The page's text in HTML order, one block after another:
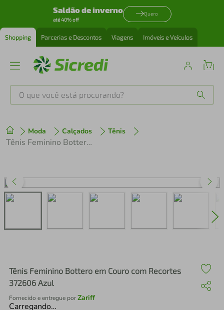
Saldão de inverno
até 40% off
Quero
Shopping Parcerias e Descontos Viagens Imóveis e Veículos
O que você está procurando?
Moda Calçados Tênis
Tênis Feminino Bottero em Couro com Recortes 372606 Azul
Tênis Feminino Bottero em Couro com Recortes
372606 Azul
Fornecido e entregue porZariff
Carregando…
1º tenis
perfume